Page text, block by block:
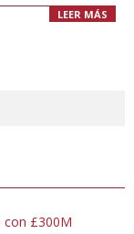
LEER MÁS
con £300M